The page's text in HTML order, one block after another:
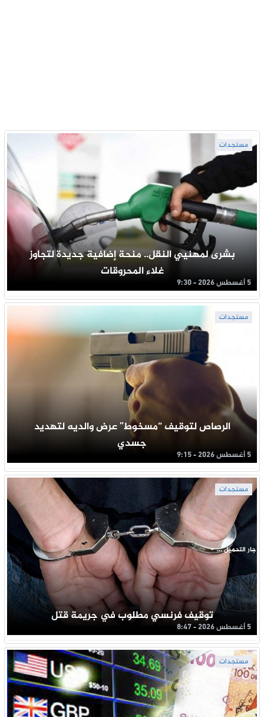
مستجدات
بشرى لمهنيي النقل.. منحة إضافية جديدة لتجاوز
غلاء المحروقات
5 أغسطس 2026 - 9:30
مستجدات
الرصاص لتوقيف “مسخوط” عرض والديه لتهديد
جسدي
5 أغسطس 2026 - 9:15
مستجدات
توقيف فرنسي مطلوب في جريمة قتل
5 أغسطس 2026 - 8:47
مستجدات
جار التحميل ...